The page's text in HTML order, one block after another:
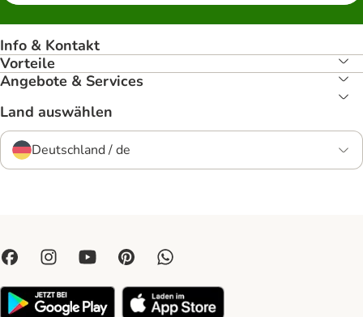
Info & Kontakt
Vorteile
Angebote & Services
Land auswählen
Deutschland / de